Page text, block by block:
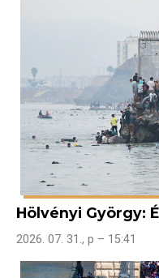
Hölvényi György:
2026. 07. 31., p – 15:41